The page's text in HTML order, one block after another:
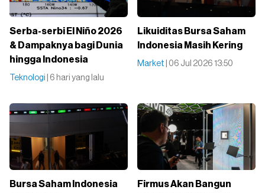
Serba-serbi El Niño 2026
& Dampaknya bagi Dunia
hingga Indonesia
Teknologi | 6 hari yang lalu
Likuiditas Bursa Saham
Indonesia Masih Kering
Market | 06 Jul 2026 13:50
Bursa Saham Indonesia
Firmus Akan Bangun